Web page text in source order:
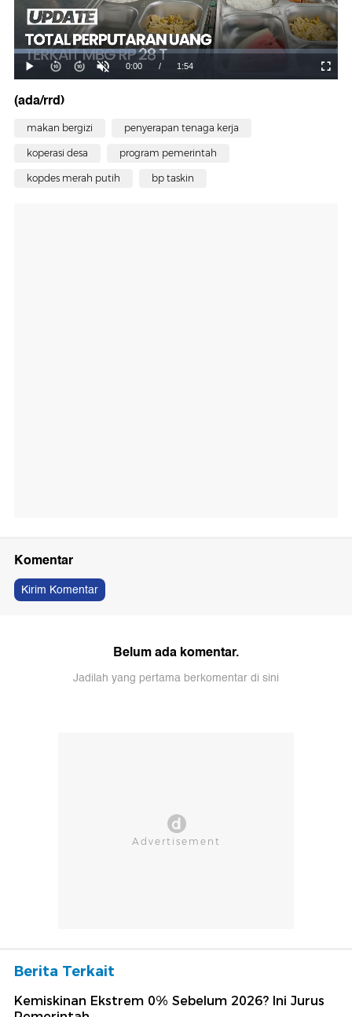
(ada/rrd)
makan bergizi penyerapan tenaga kerja
koperasi desa program pemerintah
kopdes merah putih bp taskin
Komentar
Kirim Komentar
Belum ada komentar.
Jadilah yang pertama berkomentar di sini
Berita Terkait
Kemiskinan Ekstrem 0% Sebelum 2026? Ini Jurus